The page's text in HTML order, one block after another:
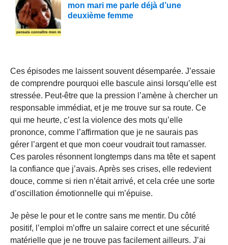
mon mari me parle déjà d’une
deuxième femme
Ces épisodes me laissent souvent désemparée. J’essaie
de comprendre pourquoi elle bascule ainsi lorsqu’elle est
stressée. Peut-être que la pression l’amène à chercher un
responsable immédiat, et je me trouve sur sa route. Ce
qui me heurte, c’est la violence des mots qu’elle
prononce, comme l’affirmation que je ne saurais pas
gérer l’argent et que mon coeur voudrait tout ramasser.
Ces paroles résonnent longtemps dans ma tête et sapent
la confiance que j’avais. Après ses crises, elle redevient
douce, comme si rien n’était arrivé, et cela crée une sorte
d’oscillation émotionnelle qui m’épuise.
Je pèse le pour et le contre sans me mentir. Du côté
positif, l’emploi m’offre un salaire correct et une sécurité
matérielle que je ne trouve pas facilement ailleurs. J’ai